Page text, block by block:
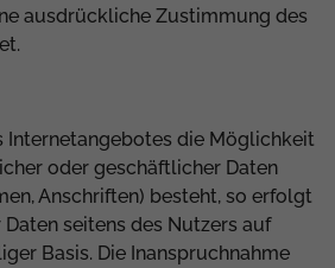
ausdrückliche Zustimmung des
Internetangebotes die Möglichkeit
oder geschäftlicher Daten
Anschriften) besteht, so erfolgt
seitens des Nutzers auf
Basis. Die Inanspruchnahme